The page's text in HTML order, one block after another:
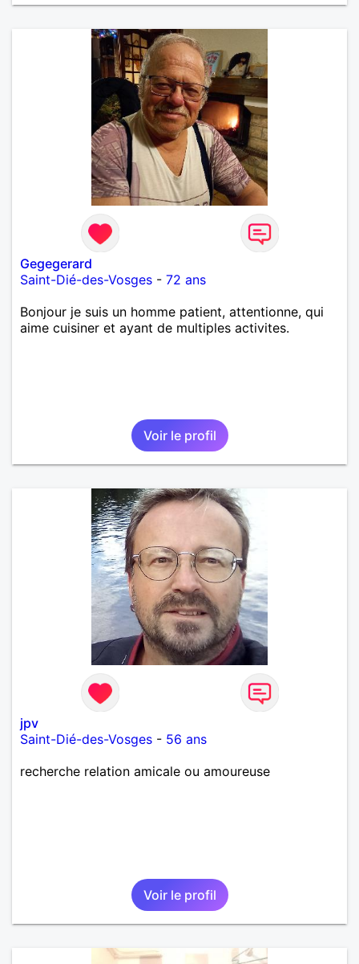
Gegegerard
Saint-Dié-des-Vosges - 72 ans
Bonjour je suis un homme patient, attentionne, qui
aime cuisiner et ayant de multiples activites.
Voir le profil
jpv
Saint-Dié-des-Vosges - 56 ans
recherche relation amicale ou amoureuse
Voir le profil